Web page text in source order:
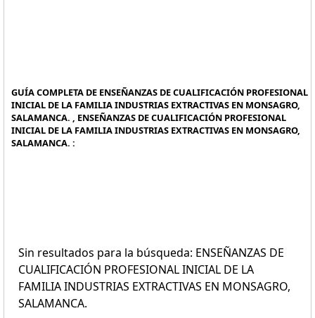
GUÍA COMPLETA DE ENSEÑANZAS DE CUALIFICACIÓN PROFESIONAL
INICIAL DE LA FAMILIA INDUSTRIAS EXTRACTIVAS EN MONSAGRO,
SALAMANCA. , ENSEÑANZAS DE CUALIFICACIÓN PROFESIONAL
INICIAL DE LA FAMILIA INDUSTRIAS EXTRACTIVAS EN MONSAGRO,
SALAMANCA. :
Sin resultados para la búsqueda: ENSEÑANZAS DE
CUALIFICACIÓN PROFESIONAL INICIAL DE LA
FAMILIA INDUSTRIAS EXTRACTIVAS EN MONSAGRO,
SALAMANCA.